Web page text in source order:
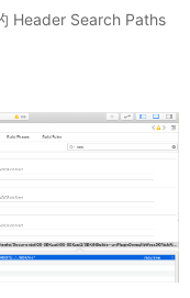
Header Search Paths